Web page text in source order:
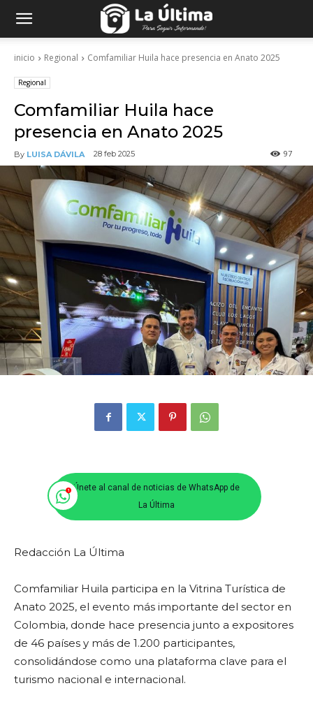
inicio Regional Comfamiliar Huila hace presencia en Anato 2025
Regional
Comfamiliar Huila hace
presencia en Anato 2025
By LUISA DÁVILA 28 feb 2025 97
Únete al canal de noticias de WhatsApp de
La Última
Redacción La Última
Comfamiliar Huila participa en la Vitrina Turística de
Anato 2025, el evento más importante del sector en
Colombia, donde hace presencia junto a expositores
de 46 países y más de 1.200 participantes,
consolidándose como una plataforma clave para el
turismo nacional e internacional.